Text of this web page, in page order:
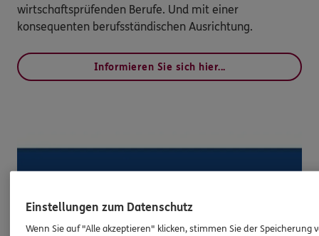
wirtschaftsprüfenden Berufe. Und mit einer
konsequenten berufsständischen Ausrichtung.
Informieren Sie sich hier...
Einstellungen zum Datenschutz
Wenn Sie auf "Alle akzeptieren" klicken, stimmen Sie der Speicherung